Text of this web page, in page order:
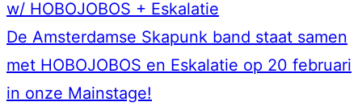
w/ HOBOJOBOS + Eskalatie
De Amsterdamse Skapunk band staat samen
met HOBOJOBOS en Eskalatie op 20 februari
in onze Mainstage!